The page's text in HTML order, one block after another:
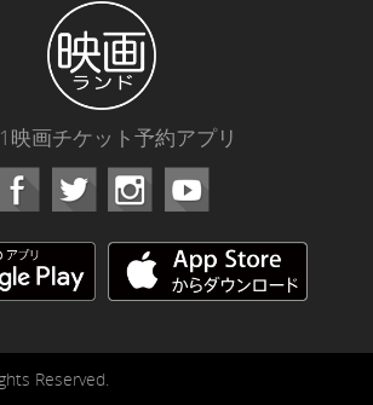
映画チケット予約アプリ
Facebook Instagram
Reserved.